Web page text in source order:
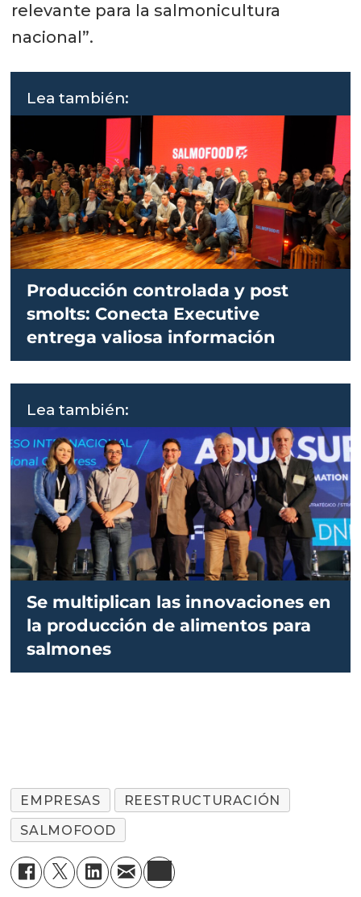
relevante para la salmonicultura
nacional”.
Lea también:
Producción controlada y post
smolts: Conecta Executive
entrega valiosa información
Lea también:
Se multiplican las innovaciones en
la producción de alimentos para
salmones
EMPRESAS
REESTRUCTURACIÓN
SALMOFOOD